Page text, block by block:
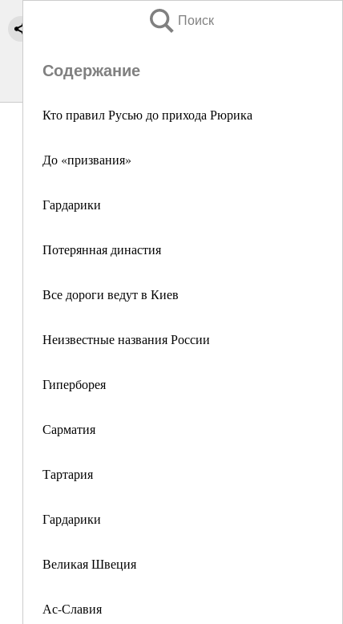
Поиск
Содержание
Кто правил Русью до прихода Рюрика
До «призвания»
Гардарики
Потерянная династия
Все дороги ведут в Киев
Неизвестные названия России
Гиперборея
Сарматия
Тартария
Гардарики
Великая Швеция
Ас-Славия